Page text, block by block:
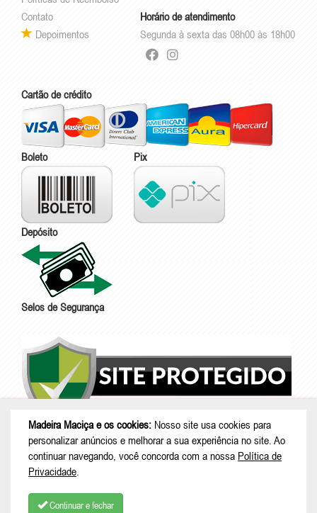
Contato
Depoimentos
Horário de atendimento
Segunda à sexta das 08h00 às 18h00
Cartão de crédito
Boleto Pix
Depósito
Selos de Segurança
Madeira Maciça e os cookies: Nosso site usa cookies para
personalizar anúncios e melhorar a sua experiência no site. Ao
continuar navegando, você concorda com a nossa Política de
Privacidade
Continuar e fechar